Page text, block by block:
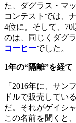
た、ダグラス・マ
コンテストでは、
4位に。そして、
のは、同じくダグ
コーヒーでした。
1年の“隔離”を経て
「2016年に、サン
ドルで販売してい
だ。それがゲイシ
この名前を聞くと